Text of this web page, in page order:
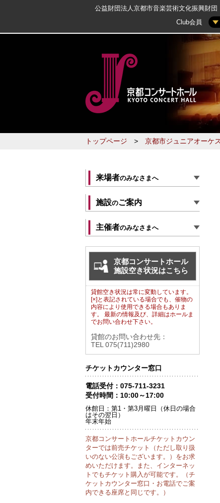
公益財団法人京都市音楽芸術文化振興財団
Club会員
トップページ > 京都市ジュニアオーケ
来場者のみなさまへ
施設のご案内
主催者のみなさまへ
京都コンサートホール
施設空き状況はこちら
貸館空き状況は常に変動しています。
[×]と表記されている場合でも、催物の
内容により使用できる場合もありま
す。 最新の情報及び、詳細はホールま
でお問い合わせ下さい。
貸館のお問い合わせ先：
TEL 075(711)2980
チケットカウンター窓口
電話受付：075-711-3231
受付時間：10:00～17:00
休館日：第1・第3月曜日（休日の場合
はその翌日）
年末年始
京都コンサートホールチケットカウン
ターでは前売チケット（ただし取り扱
いのない公演もございます。）をお求
めいただけます。また、インターネッ
トでもチケット購入が可能です。（チ
ケットカウンター窓口・お電話でご案
内できる座席と同じです。）